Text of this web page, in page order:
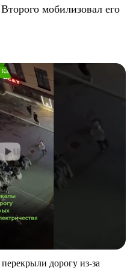
мобилизовал его
дорогу из-за